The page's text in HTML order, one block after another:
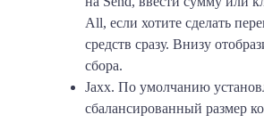
All, если хотите сделать
средств сразу. Внизу
сбора.
Jaxx. По умолчанию
сбалансированный размер